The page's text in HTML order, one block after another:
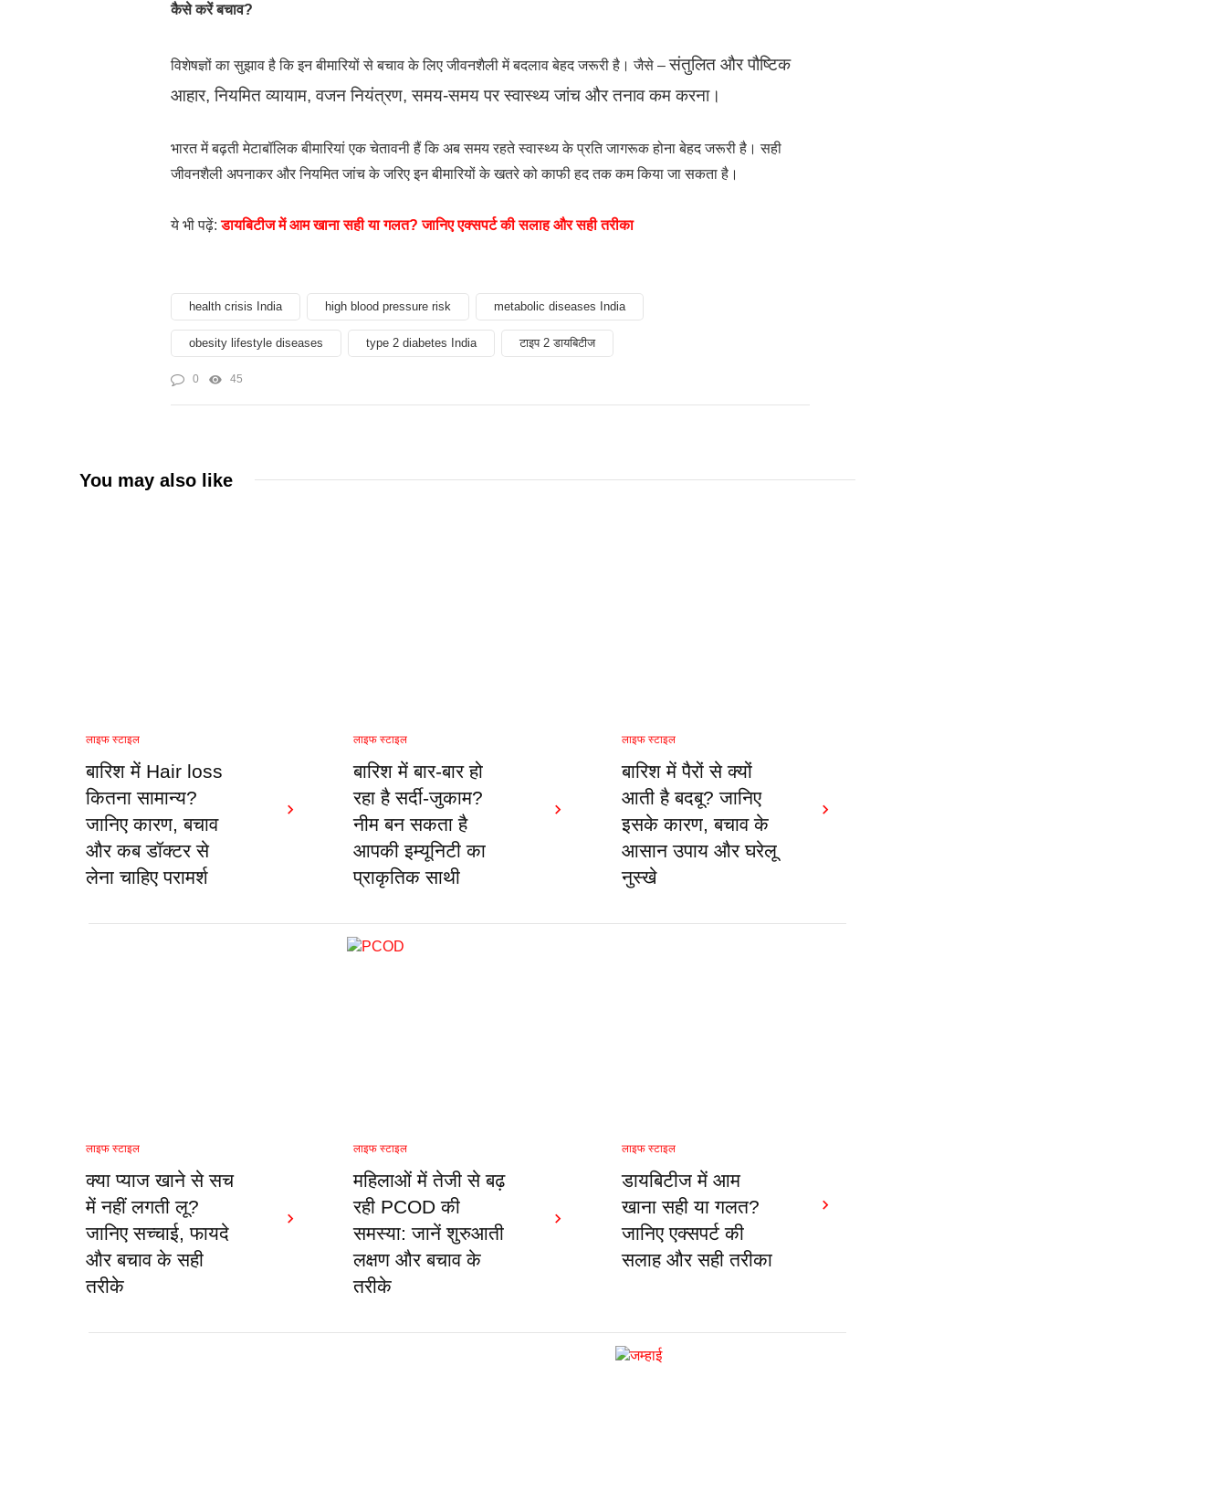
कैसे करें बचाव?
विशेषज्ञों का सुझाव है कि इन बीमारियों से बचाव के लिए जीवनशैली में बदलाव बेहद जरूरी है। जैसे –संतुलित और पौष्टिक
आहार,नियमित व्यायाम,वजन नियंत्रण,समय-समय पर स्वास्थ्य जांच औरतनाव कम करना।
भारत में बढ़ती मेटाबॉलिक बीमारियां एक चेतावनी हैं कि अब समय रहते स्वास्थ्य के प्रति जागरूक होना बेहद जरूरी है। सही
जीवनशैली अपनाकर और नियमित जांच के जरिए इन बीमारियों के खतरे को काफी हद तक कम किया जा सकता है।
ये भी पढ़ें:डायबिटीज में आम खाना सही या गलत? जानिए एक्सपर्ट की सलाह और सही तरीका
health crisis India high blood pressure risk metabolic diseases India
obesity lifestyle diseases type 2 diabetes India टाइप 2 डायबिटीज
0 45
You may also like
लाइफ स्टाइल
बारिश में Hair loss
कितना सामान्य?
जानिए कारण, बचाव
और कब डॉक्टर से
लेना चाहिए परामर्श
लाइफ स्टाइल
बारिश में बार-बार हो
रहा है सर्दी-जुकाम?
नीम बन सकता है
आपकी इम्यूनिटी का
प्राकृतिक साथी
लाइफ स्टाइल
बारिश में पैरों से क्यों
आती है बदबू? जानिए
इसके कारण, बचाव के
आसान उपाय और घरेलू
नुस्खे
लाइफ स्टाइल
क्या प्याज खाने से सच
में नहीं लगती लू?
जानिए सच्चाई, फायदे
और बचाव के सही
तरीके
लाइफ स्टाइल
महिलाओं में तेजी से बढ़
रही PCOD की
समस्या: जानें शुरुआती
लक्षण और बचाव के
तरीके
लाइफ स्टाइल
डायबिटीज में आम
खाना सही या गलत?
जानिए एक्सपर्ट की
सलाह और सही तरीका